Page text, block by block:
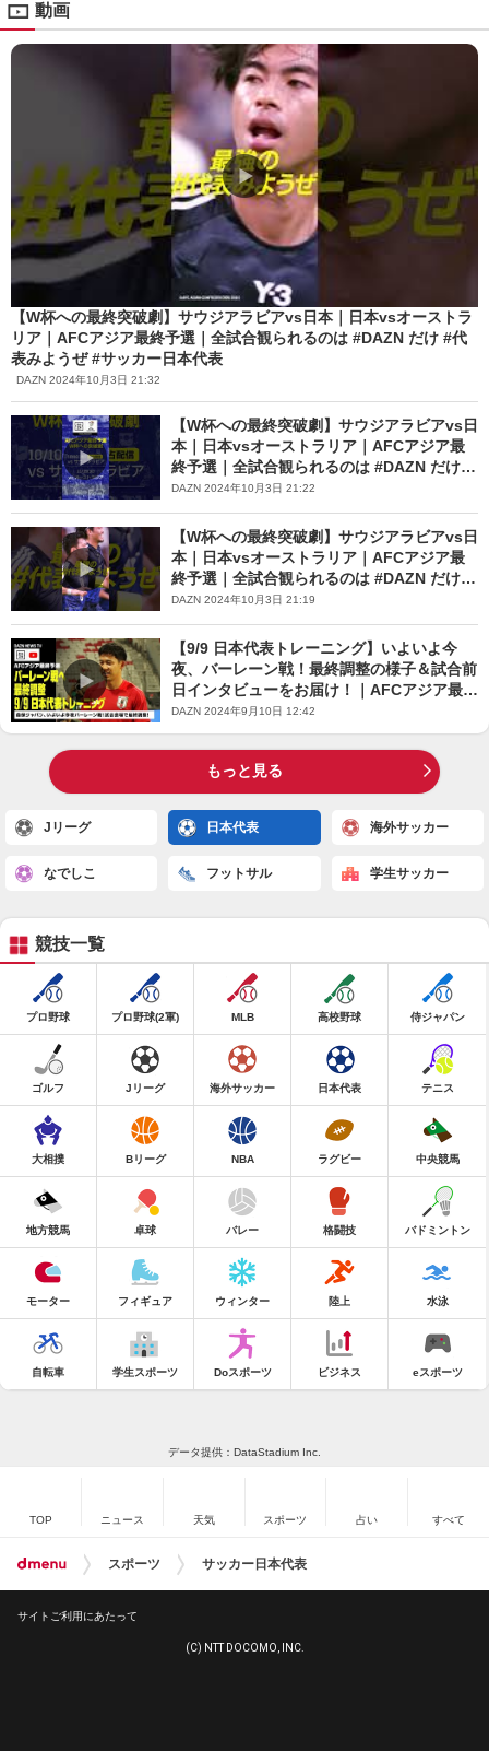
動画
【W杯への最終突破劇】サウジアラビアvs日本｜日本vsオーストラ
リア｜AFCアジア最終予選｜全試合観られるのは #DAZN だけ #代
表みようぜ #サッカー日本代表
DAZN 2024年10月3日 21:32
【W杯への最終突破劇】サウジアラビアvs日
本｜日本vsオーストラリア｜AFCアジア最
終予選｜全試合観られるのは #DAZN だけ #
代表みようぜ #サッカー日本代表
DAZN 2024年10月3日 21:22
【W杯への最終突破劇】サウジアラビアvs日
本｜日本vsオーストラリア｜AFCアジア最
終予選｜全試合観られるのは #DAZN だけ #
代表みようぜ #サッカー日本代表
DAZN 2024年10月3日 21:19
【9/9 日本代表トレーニング】いよいよ今
夜、バーレーン戦！最終調整の様子＆試合前
日インタビューをお届け！｜AFCアジア最終
予選｜DAZN NEWS TV
DAZN 2024年9月10日 12:42
もっと見る
Jリーグ 日本代表 海外サッカー
なでしこ フットサル 学生サッカー
競技一覧
プロ野球 プロ野球(2軍) MLB 高校野球 侍ジャパン
ゴルフ Jリーグ 海外サッカー 日本代表 テニス
大相撲 Bリーグ NBA ラグビー 中央競馬
地方競馬 卓球 バレー 格闘技 バドミントン
モーター フィギュア ウィンター 陸上 水泳
自転車 学生スポーツ Doスポーツ ビジネス eスポーツ
データ提供：DataStadium Inc.
TOP ニュース 天気 スポーツ 占い すべて
スポーツ サッカー日本代表
サイトご利用にあたって
(C) NTT DOCOMO, INC.